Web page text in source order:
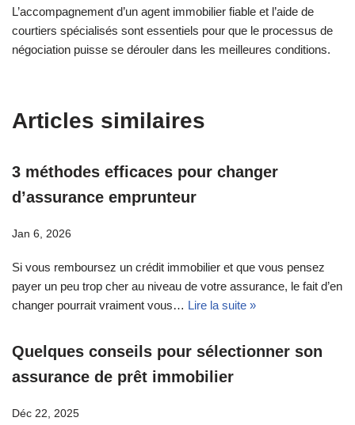
L’accompagnement d’un agent immobilier fiable et l’aide de
courtiers spécialisés sont essentiels pour que le processus de
négociation puisse se dérouler dans les meilleures conditions.
Articles similaires
3 méthodes efficaces pour changer
d’assurance emprunteur
Jan 6, 2026
Si vous remboursez un crédit immobilier et que vous pensez
payer un peu trop cher au niveau de votre assurance, le fait d’en
changer pourrait vraiment vous… Lire la suite »
Quelques conseils pour sélectionner son
assurance de prêt immobilier
Déc 22, 2025